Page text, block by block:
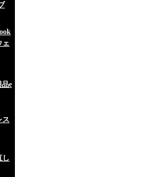
ェ
e
ス
し